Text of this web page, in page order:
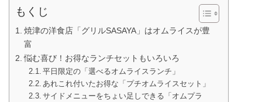
もくじ
焼津の洋食店「グリルSASAYA」はオムライスが豊
富
悩む喜び！お得なランチセットもいろいろ
平日限定の「選べるオムライスランチ」
あれこれ付いたお得な「プチオムライスセット」
サイドメニューをちょい足しできる「オムプラ